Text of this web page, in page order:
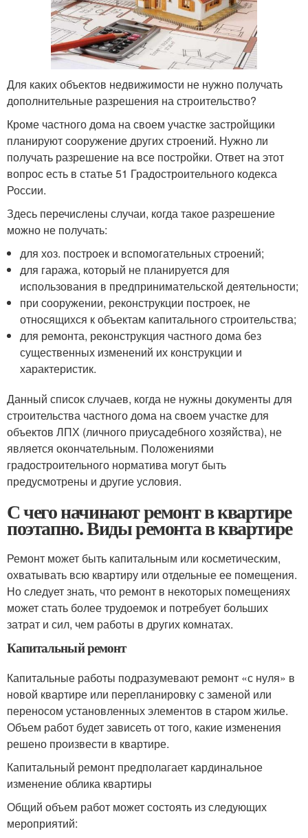
Для каких объектов недвижимости не нужно получать
дополнительные разрешения на строительство?
Кроме частного дома на своем участке застройщики
планируют сооружение других строений. Нужно ли
получать разрешение на все постройки. Ответ на этот
вопрос есть в статье 51 Градостроительного кодекса
России.
Здесь перечислены случаи, когда такое разрешение
можно не получать:
для хоз. построек и вспомогательных строений;
для гаража, который не планируется для
использования в предпринимательской деятельности;
при сооружении, реконструкции построек, не
относящихся к объектам капитального строительства;
для ремонта, реконструкция частного дома без
существенных изменений их конструкции и
характеристик.
Данный список случаев, когда не нужны документы для
строительства частного дома на своем участке для
объектов ЛПХ (личного приусадебного хозяйства), не
является окончательным. Положениями
градостроительного норматива могут быть
предусмотрены и другие условия.
С чего начинают ремонт в квартире
поэтапно. Виды ремонта в квартире
Ремонт может быть капитальным или косметическим,
охватывать всю квартиру или отдельные ее помещения.
Но следует знать, что ремонт в некоторых помещениях
может стать более трудоемок и потребует больших
затрат и сил, чем работы в других комнатах.
Капитальный ремонт
Капитальные работы подразумевают ремонт «с нуля» в
новой квартире или перепланировку с заменой или
переносом установленных элементов в старом жилье.
Объем работ будет зависеть от того, какие изменения
решено произвести в квартире.
Капитальный ремонт предполагает кардинальное
изменение облика квартиры
Общий объем работ может состоять из следующих
мероприятий: